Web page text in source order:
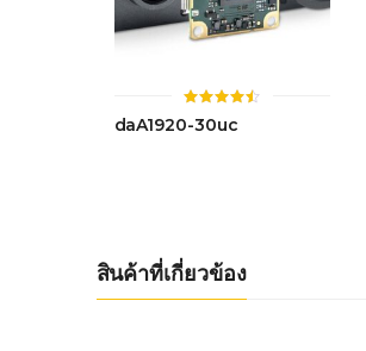
ให้
คะแนน
daA1920-30uc
สินค้าที่เกี่ยวข้อง